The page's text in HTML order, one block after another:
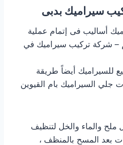
سيراميك بدبى
أساليب فى إتمام عملية
– شركة تركيب سيراميك في
للسيراميك أيضاً طريقة
جلي السيراميك بام القيوين
والماء والخل لتنظيف
بعد المسح بالمنظف ،